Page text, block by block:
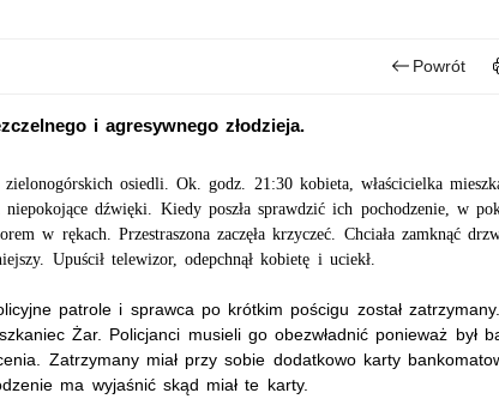
Powrót
i agresywnego złodzieja.
osiedli. Ok. godz. 21:30 kobieta, właścicielka
niepokojące dźwięki. Kiedy poszła sprawdzić ich pochodzenie, w
w rękach. Przestraszona zaczęła krzyczeć. Chciała zamknąć
Upuścił telewizor, odepchnął kobietę i uciekł.
patrole i sprawca po krótkim pościgu został zatrzymany.
Żar. Policjanci musieli go obezwładnić ponieważ był
Zatrzymany miał przy sobie dodatkowo karty
ma wyjaśnić skąd miał te karty.